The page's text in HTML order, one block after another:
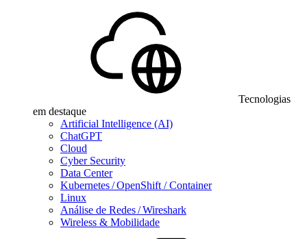
Tecnologias
em destaque
Artificial Intelligence (AI)
ChatGPT
Cloud
Cyber Security
Data Center
Kubernetes / OpenShift / Container
Linux
Análise de Redes / Wireshark
Wireless & Mobilidade